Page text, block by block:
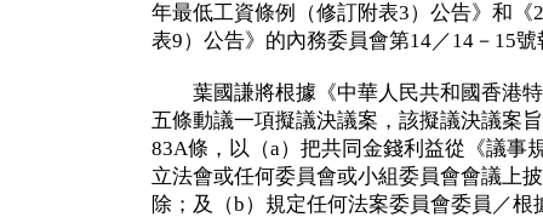
年最低工資條例（修訂附表3）公告》和《
表9）公告》的內務委員會第14／14－15
葉國謙將根據《中華人民共和國香港特
五條動議一項擬議決議案，該擬議決議案
83A條，以（a）把共同金錢利益從《議事
立法會或任何委員會或小組委員會會議上
除；及（b）規定任何法案委員會委員／根